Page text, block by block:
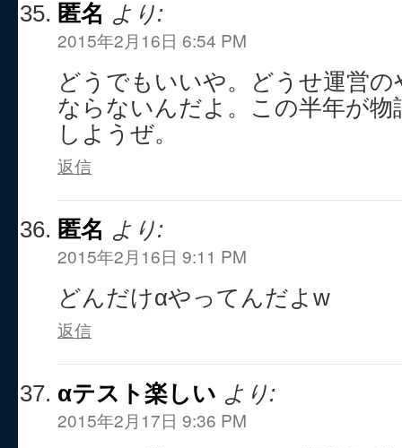
匿名 より:
2015年2月16日 6:54 PM
どうでもいいや。どうせ運営
ならないんだよ。この半年が
しようぜ。
返信
匿名 より:
2015年2月16日 9:11 PM
どんだけαやってんだよw
返信
αテスト楽しい より:
2015年2月17日 9:36 PM